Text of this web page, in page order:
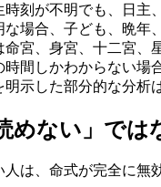
時刻が不明でも、日主
な場合、子ども、晩年
命宮、身宮、十二宮、
時間しかわからない場
明示した部分的な分析
めない」では
は、命式が完全に無